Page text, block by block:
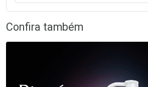
Confira também